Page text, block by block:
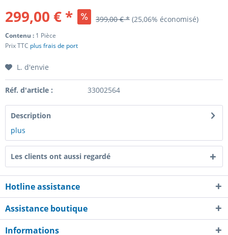
299,00 € * 399,00 € * (25,06% économisé)
Contenu : 1 Pièce
Prix TTC plus frais de port
L. d'envie
Réf. d'article : 33002564
Description
plus
Les clients ont aussi regardé
Hotline assistance
Assistance boutique
Informations